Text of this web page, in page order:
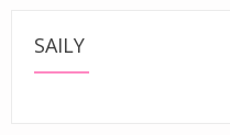
SAILY